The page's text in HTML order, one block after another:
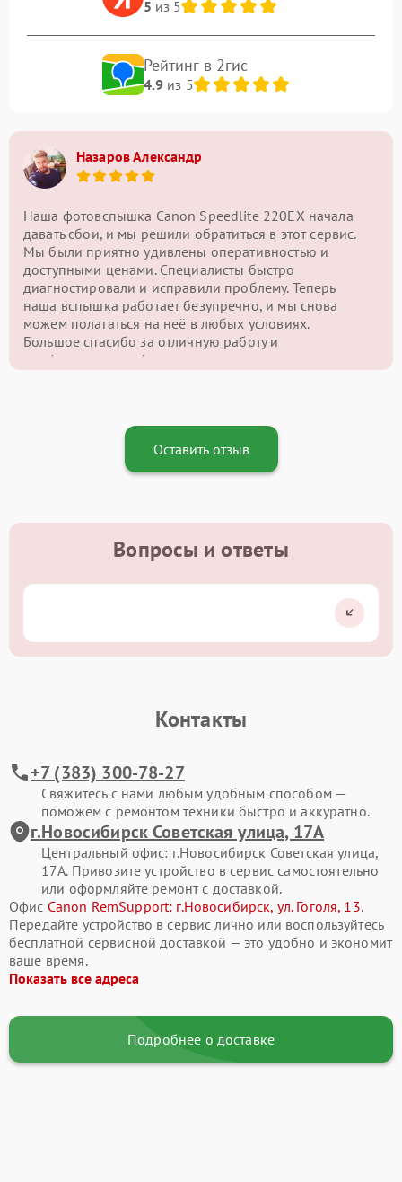
5 из 5
Рейтинг в 2гис
4.9из 5
Назаров Александр
Наша фотовспышка Canon Speedlite 220EX начала
давать сбои, и мы решили обратиться в этот сервис.
Мы были приятно удивлены оперативностью и
доступными ценами. Специалисты быстро
диагностировали и исправили проблему. Теперь
наша вспышка работает безупречно, и мы снова
можем полагаться на неё в любых условиях.
Большое спасибо за отличную работу и
профессионализм!
Оставить отзыв
Вопросы и ответы
Контакты
+7 (383) 300-78-27
Свяжитесь с нами любым удобным способом —
поможем с ремонтом техники быстро и аккуратно.
г.Новосибирск Советская улица, 17А
Центральный офис: г.Новосибирск Советская улица,
17А. Привозите устройство в сервис самостоятельно
или оформляйте ремонт с доставкой.
Офис Canon RemSupport: г.Новосибирск, ул. Гоголя, 13.
Передайте устройство в сервис лично или воспользуйтесь
бесплатной сервисной доставкой — это удобно и экономит
ваше время.
Показать все адреса
Подробнее о доставке